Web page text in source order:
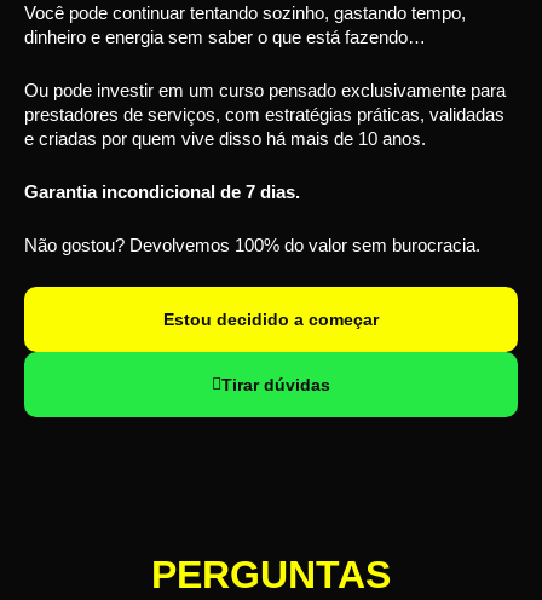
Você pode continuar tentando sozinho, gastando tempo,
dinheiro e energia sem saber o que está fazendo…
Ou pode investir em um curso pensado exclusivamente para
prestadores de serviços, com estratégias práticas, validadas
e criadas por quem vive disso há mais de 10 anos.
Garantia incondicional de 7 dias.
Não gostou? Devolvemos 100% do valor sem burocracia.
Estou decidido a começar
Tirar dúvidas
PERGUNTAS